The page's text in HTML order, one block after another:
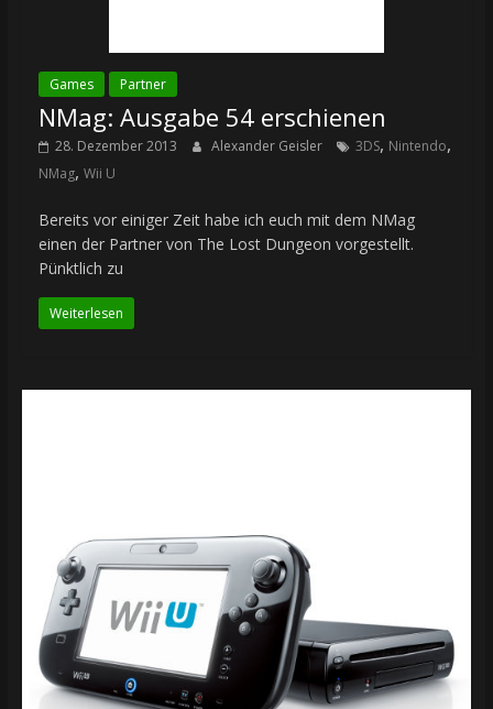
Games Partner
NMag: Ausgabe 54 erschienen
28. Dezember 2013 Alexander Geisler 3DS, Nintendo,
NMag, Wii U
Bereits vor einiger Zeit habe ich euch mit dem NMag
einen der Partner von The Lost Dungeon vorgestellt.
Pünktlich zu
Weiterlesen